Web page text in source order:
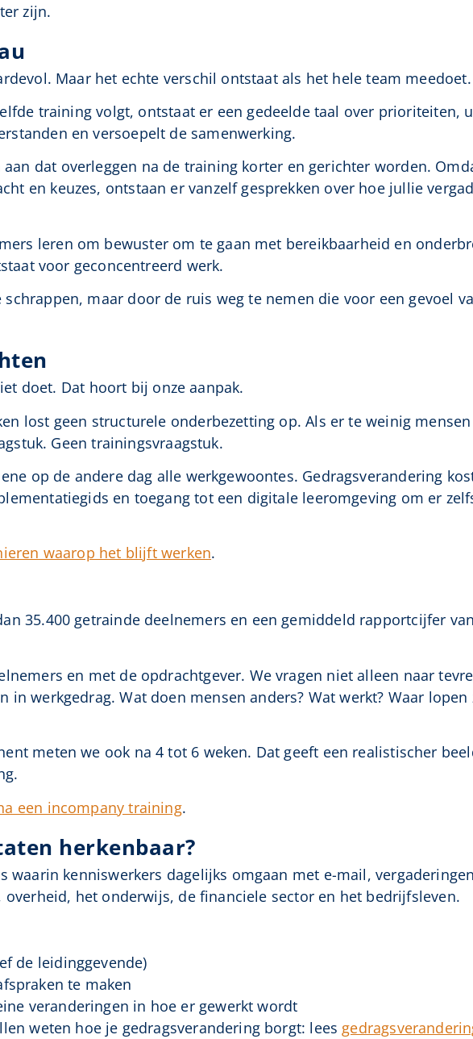
zijn.
Maar het echte verschil ontstaat als het hele team meedoet.
training volgt, ontstaat er een gedeelde taal over prioriteiten,
en versoepelt de samenwerking.
aan dat overleggen na de training korter en gerichter worden.
en keuzes, ontstaan er vanzelf gesprekken over hoe jullie
leren om bewuster om te gaan met bereikbaarheid en
voor geconcentreerd werk.
maar door de ruis weg te nemen die voor een gevoel
doet. Dat hoort bij onze aanpak.
lost geen structurele onderbezetting op. Als er te weinig
Geen trainingsvraagstuk.
op de andere dag alle werkgewoontes. Gedragsverandering
en toegang tot een digitale leeromgeving om er
waarop het blijft werken.
35.400 getrainde deelnemers en een gemiddeld rapportcijfer
en met de opdrachtgever. We vragen niet alleen naar
in werkgedrag. Wat doen mensen anders? Wat werkt? Waar lopen
meten we ook na 4 tot 6 weken. Dat geeft een realistischer
een incompany training.
herkenbaar?
waarin kenniswerkers dagelijks omgaan met e-mail,
het onderwijs, de financiele sector en het bedrijfsleven.
de leidinggevende)
te maken
veranderingen in hoe er gewerkt wordt
weten hoe je gedragsverandering borgt: lees